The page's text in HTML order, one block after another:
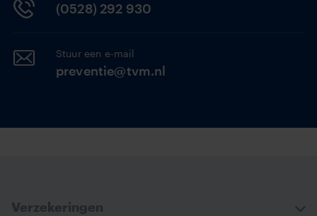
(0528) 292 930
Stuur een e-mail
preventie@tvm.nl
Verzekeringen